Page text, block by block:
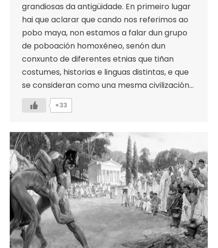
grandiosas da antigüidade. En primeiro lugar
hai que aclarar que cando nos referimos ao
pobo maya, non estamos a falar dun grupo
de poboación homoxéneo, senón dun
conxunto de diferentes etnias que tiñan
costumes, historias e linguas distintas, e que
se consideran como una mesma civilización…
+33